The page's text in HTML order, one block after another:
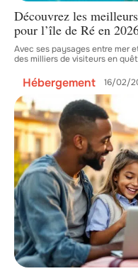
Découvrez les
pour l’île de Ré en
Avec ses paysages entre mer
des milliers de visiteurs en
Hébergement 16/02/